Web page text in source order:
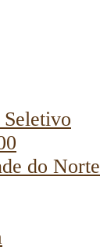
Seletivo
do Norte